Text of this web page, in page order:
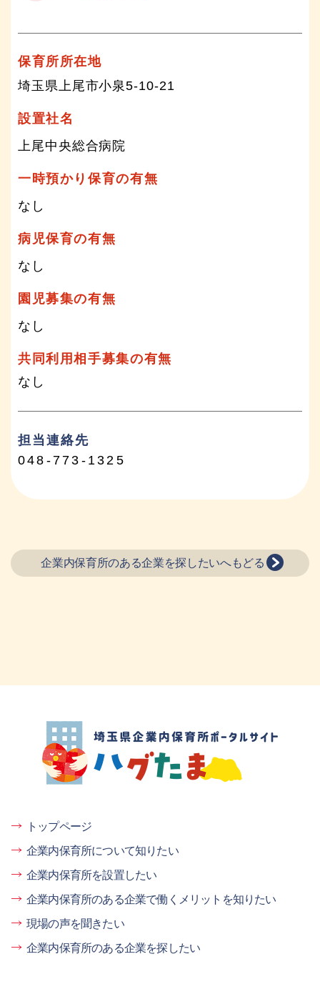
保育所所在地
埼玉県上尾市小泉5-10-21
設置社名
上尾中央総合病院
一時預かり保育の有無
なし
病児保育の有無
なし
園児募集の有無
なし
共同利用相手募集の有無
なし
担当連絡先
048-773-1325
企業内保育所のある企業を探したいへもどる
埼玉県企業内保育所ポータルサイト ハグ
たま
トップページ
企業内保育所について知りたい
企業内保育所を設置したい
企業内保育所のある企業で働くメリットを知りたい
現場の声を聞きたい
企業内保育所のある企業を探したい